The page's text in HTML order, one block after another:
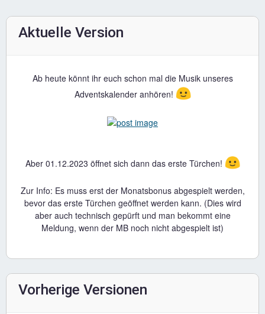
Aktuelle Version
Ab heute könnt ihr euch schon mal die Musik unseres
Adventskalender anhören! 🙂
Aber 01.12.2023 öffnet sich dann das erste Türchen! 🙂
Zur Info: Es muss erst der Monatsbonus abgespielt werden,
bevor das erste Türchen geöffnet werden kann. (Dies wird
aber auch technisch gepürft und man bekommt eine
Meldung, wenn der MB noch nicht abgespielt ist)
Vorherige Versionen